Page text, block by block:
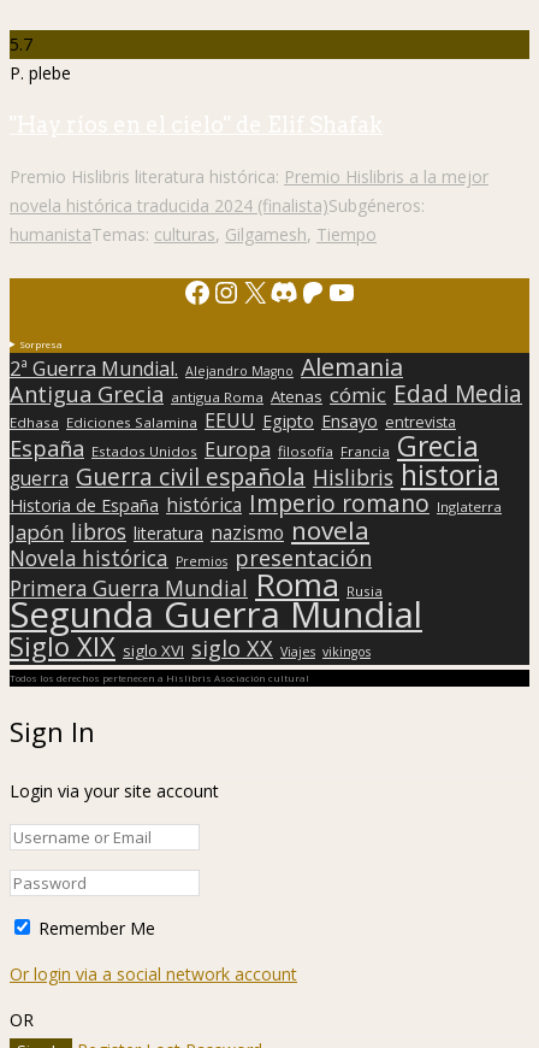
5.7
P. plebe
"Hay ríos en el cielo" de Elif Shafak
Premio Hislibris literatura histórica: Premio Hislibris a la mejor
novela histórica traducida 2024 (finalista)Subgéneros:
humanistaTemas: culturas, Gilgamesh, Tiempo
Facebook
Instagram
X Discord
Patreon
YouTube
Sorpresa
2ª Guerra Mundial. Alejandro Magno Alemania
Antigua Grecia antigua Roma Atenas cómic Edad Media
Edhasa Ediciones Salamina EEUU Egipto Ensayo entrevista
España Estados Unidos Europa filosofía Francia Grecia
guerra Guerra civil española Hislibris historia
Historia de España histórica Imperio romano Inglaterra
Japón libros literatura nazismo novela
Novela histórica Premios presentación
Primera Guerra Mundial Roma Rusia
Segunda Guerra Mundial
Siglo XIX siglo XVI siglo XX Viajes vikingos
Todos los derechos pertenecen a Hislibris Asociación cultural
Sign In
Login via your site account
Remember Me
Or login via a social network account
OR